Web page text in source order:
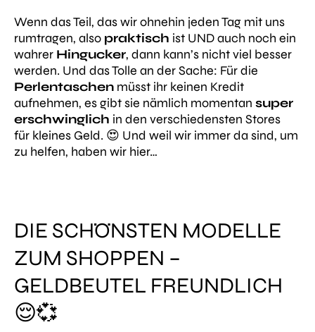
Wenn das Teil, das wir ohnehin jeden Tag mit uns
rumtragen, also praktisch ist UND auch noch ein
wahrer Hingucker, dann kann’s nicht viel besser
werden. Und das Tolle an der Sache: Für die
Perlentaschen müsst ihr keinen Kredit
aufnehmen, es gibt sie nämlich momentan super
erschwinglich in den verschiedensten Stores
für kleines Geld. 😍 Und weil wir immer da sind, um
zu helfen, haben wir hier…
DIE SCHÖNSTEN MODELLE
ZUM SHOPPEN –
GELDBEUTEL FREUNDLICH
😌💞